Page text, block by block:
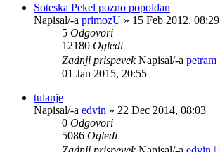
Soteska Pekel pozno popoldan
Napisal/-a primozU » 15 Feb 2012, 08:29
5 Odgovori
12180 Ogledi
Zadnji prispevekNapisal/-a petram
01 Jan 2015, 20:55
tulanje
Napisal/-a edvin » 22 Dec 2014, 08:03
0 Odgovori
5086 Ogledi